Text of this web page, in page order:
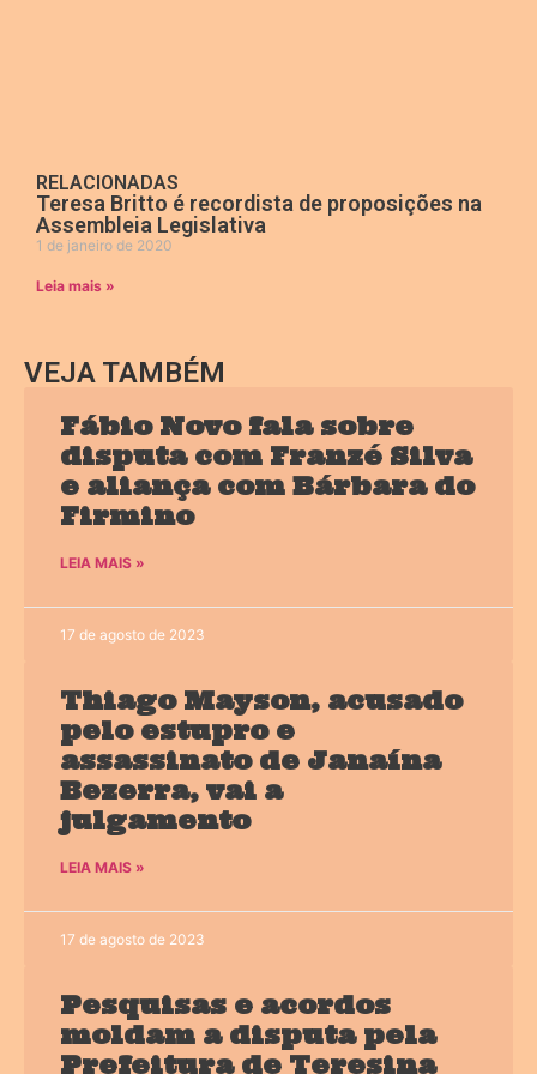
RELACIONADAS
Teresa Britto é recordista de proposições na
Assembleia Legislativa
1 de janeiro de 2020
Leia mais »
VEJA TAMBÉM
Fábio Novo fala sobre
disputa com Franzé Silva
e aliança com Bárbara do
Firmino
LEIA MAIS »
17 de agosto de 2023
Thiago Mayson, acusado
pelo estupro e
assassinato de Janaína
Bezerra, vai a
julgamento
LEIA MAIS »
17 de agosto de 2023
Pesquisas e acordos
moldam a disputa pela
Prefeitura de Teresina